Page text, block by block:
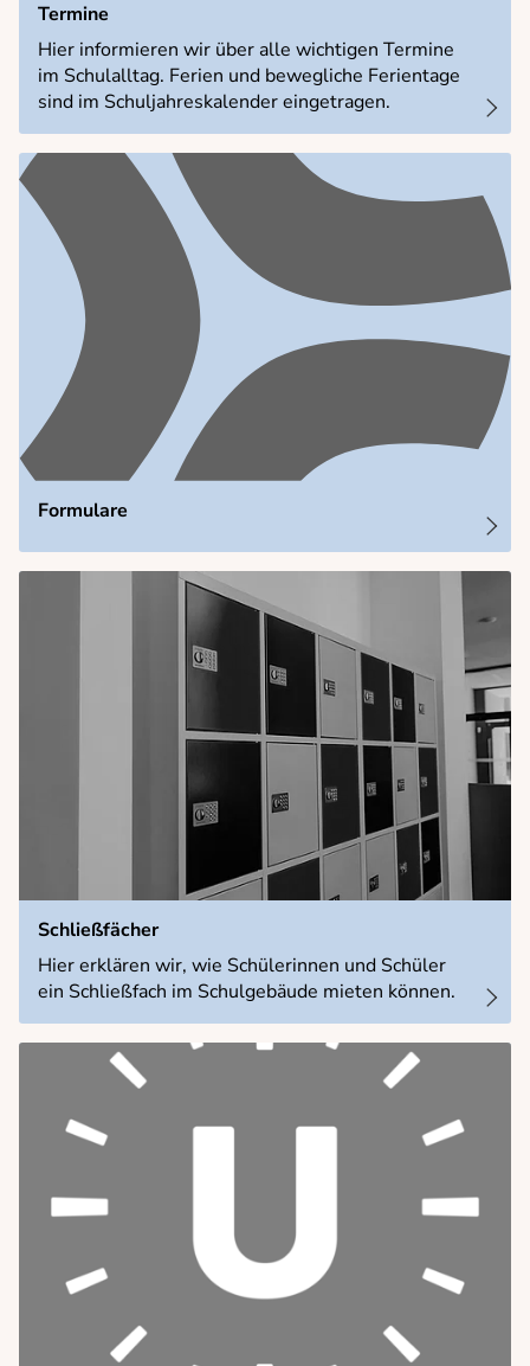
Termine
Anmeldung
Kontakt und Anfahrt
Termine
Hier informieren wir über alle wichtigen Termine
im Schulalltag. Ferien und bewegliche Ferientage
sind im Schuljahreskalender eingetragen.
Formulare
Schließfächer
Hier erklären wir, wie Schülerinnen und Schüler
ein Schließfach im Schulgebäude mieten können.